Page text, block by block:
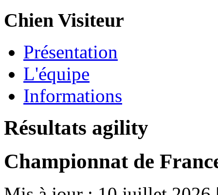
Chien Visiteur
Présentation
L'équipe
Informations
Résultats agility
Championnat de